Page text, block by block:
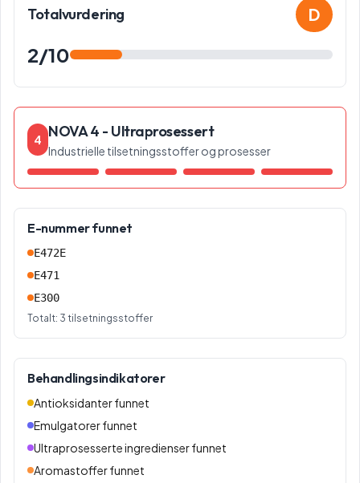
Totalvurdering D
2/10
4 NOVA 4 - Ultraprosessert
Industrielle tilsetningsstoffer og prosesser
E-nummer funnet
E472E
E471
E300
Totalt: 3 tilsetningsstoffer
Behandlingsindikatorer
Antioksidanter funnet
Emulgatorer funnet
Ultraprosesserte ingredienser funnet
Aromastoffer funnet